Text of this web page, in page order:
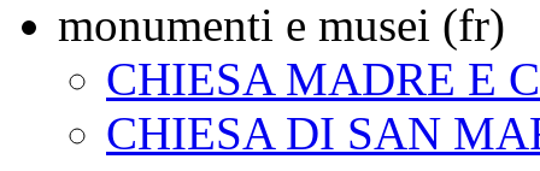
monumenti e musei (fr)
CHIESA MADRE E
CHIESA DI SAN